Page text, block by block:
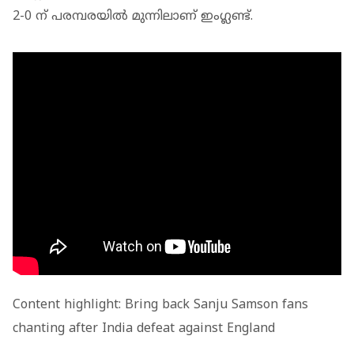
2-0 ന് പരമ്പരയിൽ മുന്നിലാണ് ഇംഗ്ലണ്ട്.
Content highlight: Bring back Sanju Samson fans
chanting after India defeat against England